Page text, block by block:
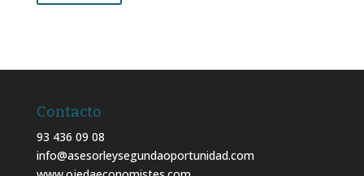
Contacto
93 436 09 08
info@asesorleysegundaoportunidad.com